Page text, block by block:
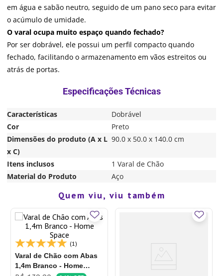
em água e sabão neutro, seguido de um pano seco para evitar
o acúmulo de umidade.
O varal ocupa muito espaço quando fechado?
Por ser dobrável, ele possui um perfil compacto quando
fechado, facilitando o armazenamento em vãos estreitos ou
atrás de portas.
Características
Dobrável
Cor
Preto
Dimensões do produto (A x L
x C)
90.0 x 50.0 x 140.0 cm
Itens inclusos
1 Varal de Chão
Material do Produto
Aço
Quem viu, viu também
(1)
Varal de Chão com Abas
1,4m Branco - Home